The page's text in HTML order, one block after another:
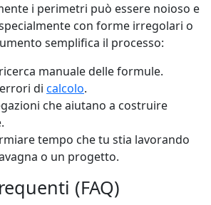
i perimetri può essere noioso e
con forme irregolari o
semplifica il processo:
manuale delle formule.
di calcolo.
che aiutano a costruire
tempo che tu stia lavorando
o un progetto.
(FAQ)